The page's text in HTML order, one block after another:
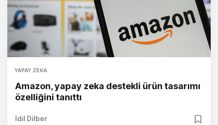
YAPAY ZEKA
Amazon, yapay zeka destekli ürün tasarımı
özelliğini tanıttı
İdil Dilber